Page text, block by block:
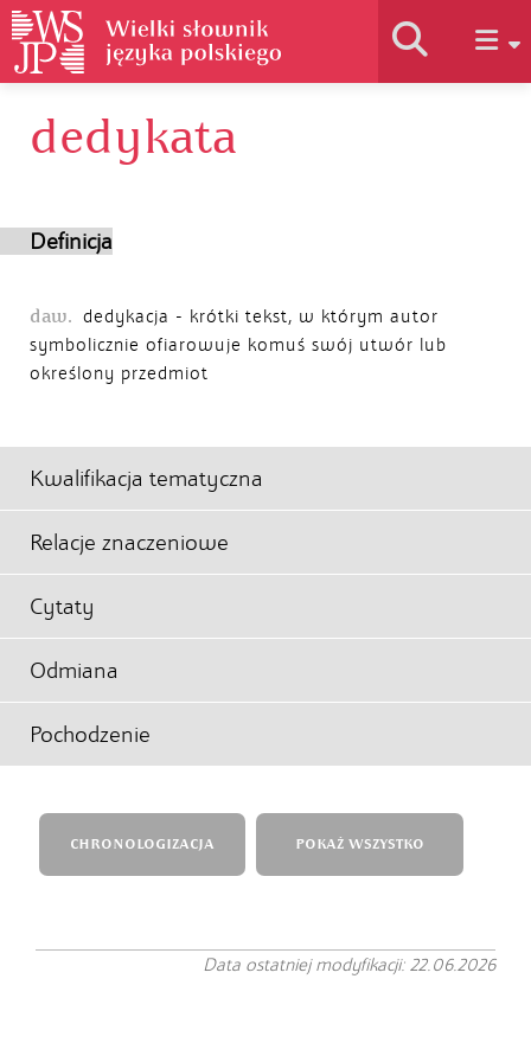
Historia słownika
dedykata
Definicja
daw. dedykacja - krótki tekst, w którym autor
symbolicznie ofiarowuje komuś swój utwór lub
określony przedmiot
Kwalifikacja tematyczna
Relacje znaczeniowe
Cytaty
Odmiana
Pochodzenie
CHRONOLOGIZACJA POKAŻ WSZYSTKO
Data ostatniej modyfikacji: 22.06.2026